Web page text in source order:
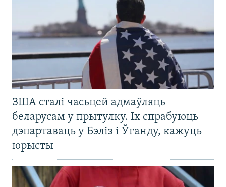
ЗША сталі часьцей адмаўляць
беларусам у прытулку. Іх спрабуюць
дэпартаваць у Бэліз і Ўганду, кажуць
юрысты